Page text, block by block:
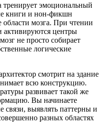
тренирует эмоциональный
книги и нон-фикшн
мозга. При чтении
активируются центры
не просто собирает
логические
смотрит на здание
всю конструкцию.
развивает такой же
Вы начинаете
связи, выявлять паттерны и
разных областях